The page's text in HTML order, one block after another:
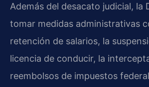
Además del desacato judicial, la
tomar medidas administrativas
retención de salarios, la
licencia de conducir, la
reembolsos de impuestos